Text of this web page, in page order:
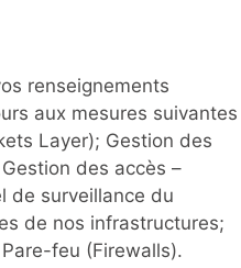
renseignements
aux mesures suivantes
Layer); Gestion des
des accès –
de surveillance du
de nos infrastructures;
feu (Firewalls).